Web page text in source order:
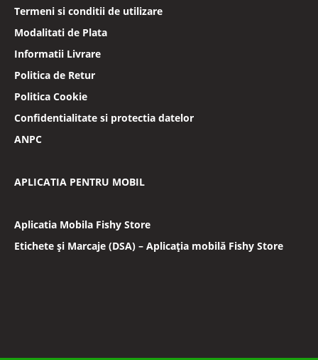
Termeni si conditii de utilizare
Modalitati de Plata
Informatii Livrare
Politica de Retur
Politica Cookie
Confidentialitate si protectia datelor
ANPC
APLICATIA PENTRU MOBIL
Aplicatia Mobila Fishy Store
Etichete și Marcaje (DSA) – Aplicația mobilă Fishy Store